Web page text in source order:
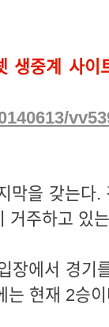
생중계 사
막을 갖는다.
거주하고 있
장에서 경기
는 현재 2승